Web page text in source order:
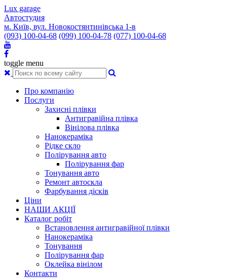
Lux garage
Автостудия
м. Київ, вул. Новокостянтинівська 1-в
(093) 100-04-68 (099) 100-04-78 (077) 100-04-68
toggle menu
Про компанію
Послуги
Захисні плівки
Антигравійна плівка
Вінілова плівка
Нанокераміка
Рідке скло
Полірування авто
Полірування фар
Тонування авто
Ремонт автоскла
Фарбування дісків
Ціни
НАШИ АКЦІЇ
Каталог робіт
Встановлення антигравійної плівки
Нанокераміка
Тонування
Полірування фар
Оклейка вінілом
Контакти